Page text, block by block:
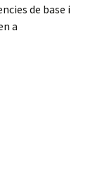
de base i
a